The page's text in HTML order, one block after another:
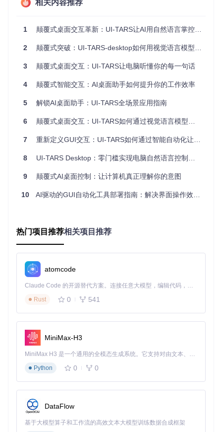
0+
办公自动化：文档处理、邮件管理、数据录入等重复性工作
开发辅助：环境部署、测试执行、日志分析等开发流程 ⚡️
UI-TARS桌面版启动界面，提供本地计算机和浏览器两种自动
型(VLM)实现了真正的"所见即所得"的自然语言交互，这是传
错误处理复杂
基于视觉识别，无需了解界面内部结构
自然语言指令，零代码门槛
自适应界面变化，鲁棒性强
内置错误处理和重试机制
实际效果提升：
任务配置时间从小时级降至分钟级
复杂任务成功率提升至90%以上
非技术人员也能快速创建自动化流程
技术原理速览
UI-TARS的核心在于将视觉理解与语言模型深度融合。系统通
过截图获取界面状态，由VLM模型分析界面元素并生成操作计
划，再通过操作系统API执行具体动作。整个流程包括：截图
捕获→元素识别→指令解析→动作规划→执行反馈，形成闭环
控制。这种架构使AI能够像人类一样"看到"并"操作"界面，突
相关内容推荐
1 颠覆式桌面交互革新：UI-TARS让AI用自然语言掌控你的电脑
2 颠覆式突破：UI-TARS-desktop如何用视觉语言模型重构GUI交互逻辑？
3 颠覆式桌面交互：UI-TARS让电脑听懂你的每一句话
4 颠覆式智能交互：AI桌面助手如何提升你的工作效率
5 解锁AI桌面助手：UI-TARS全场景应用指南
6 颠覆式桌面交互：UI-TARS如何通过视觉语言模型重构人机协作
7 重新定义GUI交互：UI-TARS如何通过智能自动化让电脑操作效率提升300%
8 UI-TARS Desktop：零门槛实现电脑自然语言控制的效率革命
9 颠覆式AI桌面控制：让计算机真正理解你的意图
10 AI驱动的GUI自动化工具部署指南：解决界面操作效率提升难题
热门项目推荐相关项目推荐
atomcode
Claude Code 的开源替代方案。连接任意大模型，编辑代码，运行命令，自动验证 — 全自动执行。用 Rust 构建，极致性能。 ｜ An open-source alternative to Claude Code. Connect any LLM, edit code, run commands, and verify changes — autonomously. Built in Rust for speed. Get Started
Rust
0 541
MiniMax-H3
MiniMax H3 是一个通用的全模态生成系统。它支持对由文本、图像、视频和音频组成的多模态上下文进行统一理解，并能生成分辨率高达 2K、时长可达 15 秒的带原生立体声音频的视频。得益于面向任务泛化的系统设计，H3 在预训练阶段就已具备广泛的多模态上下文理解与生成能力，能够出色地执行复杂的多模态指令。
Python
0 0
DataFlow
基于大模型算子和工作流的高效文本大模型训练数据合成框架